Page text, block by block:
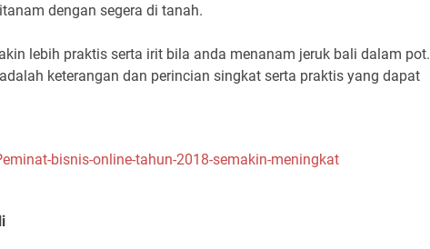
dengan segera di tanah.
lebih praktis serta irit bila anda menanam jeruk bali dalam pot.
keterangan dan perincian singkat serta praktis yang dapat
bisnis-online-tahun-2018-semakin-meningkat